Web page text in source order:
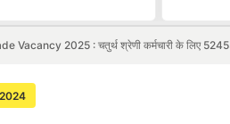
Vacancy 2025 : चतुर्थ श्रेणी कर्मचारी के लिए 52453